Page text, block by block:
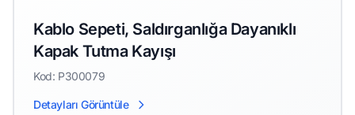
Kablo Sepeti, Saldırganlığa Dayanıklı
Kapak Tutma Kayışı
Kod: P300079
Detayları Görüntüle